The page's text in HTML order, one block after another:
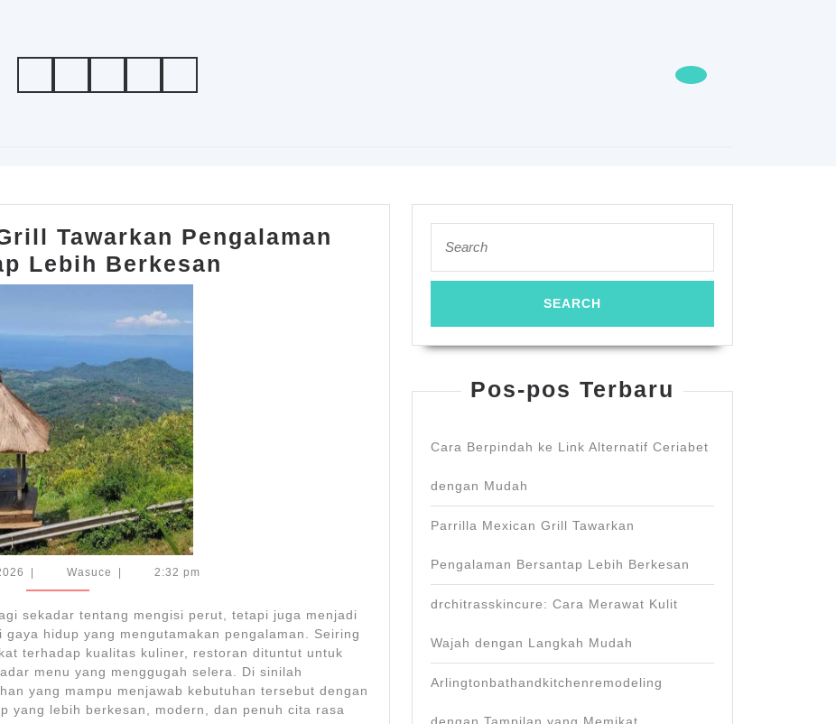
Tawarkan Pengalaman
Lebih Berkesan
Agustus
2,
Wasuce Wasuce2:32 pm
sekadar tentang mengisi perut, tetapi juga menjadi
gaya hidup yang mengutamakan pengalaman. Seiring
terhadap kualitas kuliner, restoran dituntut untuk
menu yang menggugah selera. Di sinilah
yang mampu menjawab kebutuhan tersebut dengan
yang lebih berkesan, modern, dan penuh cita rasa
for:
Pos-pos Terbaru
Cara Berpindah ke Link Alternatif Ceriabet
dengan Mudah
Parrilla Mexican Grill Tawarkan
Pengalaman Bersantap Lebih Berkesan
drchitrasskincure: Cara Merawat Kulit
Wajah dengan Langkah Mudah
Arlingtonbathandkitchenremodeling